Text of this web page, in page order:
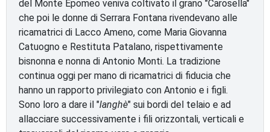
del Monte Epomeo veniva coltivato il grano "Carosella"
che poi le donne di Serrara Fontana rivendevano alle
ricamatrici di Lacco Ameno, come Maria Giovanna
Catuogno e Restituta Patalano, rispettivamente
bisnonna e nonna di Antonio Monti. La tradizione
continua oggi per mano di ricamatrici di fiducia che
hanno un rapporto privilegiato con Antonio e i figli.
Sono loro a dare il "langhè" sui bordi del telaio e ad
allacciare successivamente i fili orizzontali, verticali e